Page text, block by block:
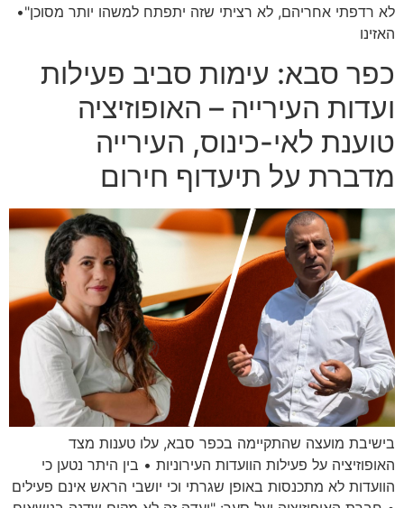
לא רדפתי אחריהם, לא רציתי שזה יתפתח למשהו יותר מסוכן"•
האזינו
כפר סבא: עימות סביב פעילות
ועדות העירייה – האופוזיציה
טוענת לאי-כינוס, העירייה
מדברת על תיעדוף חירום
בישיבת מועצה שהתקיימה בכפר סבא, עלו טענות מצד
האופוזיציה על פעילות הוועדות העירוניות • בין היתר נטען כי
הוועדות לא מתכנסות באופן שגרתי וכי יושבי הראש אינם פעילים